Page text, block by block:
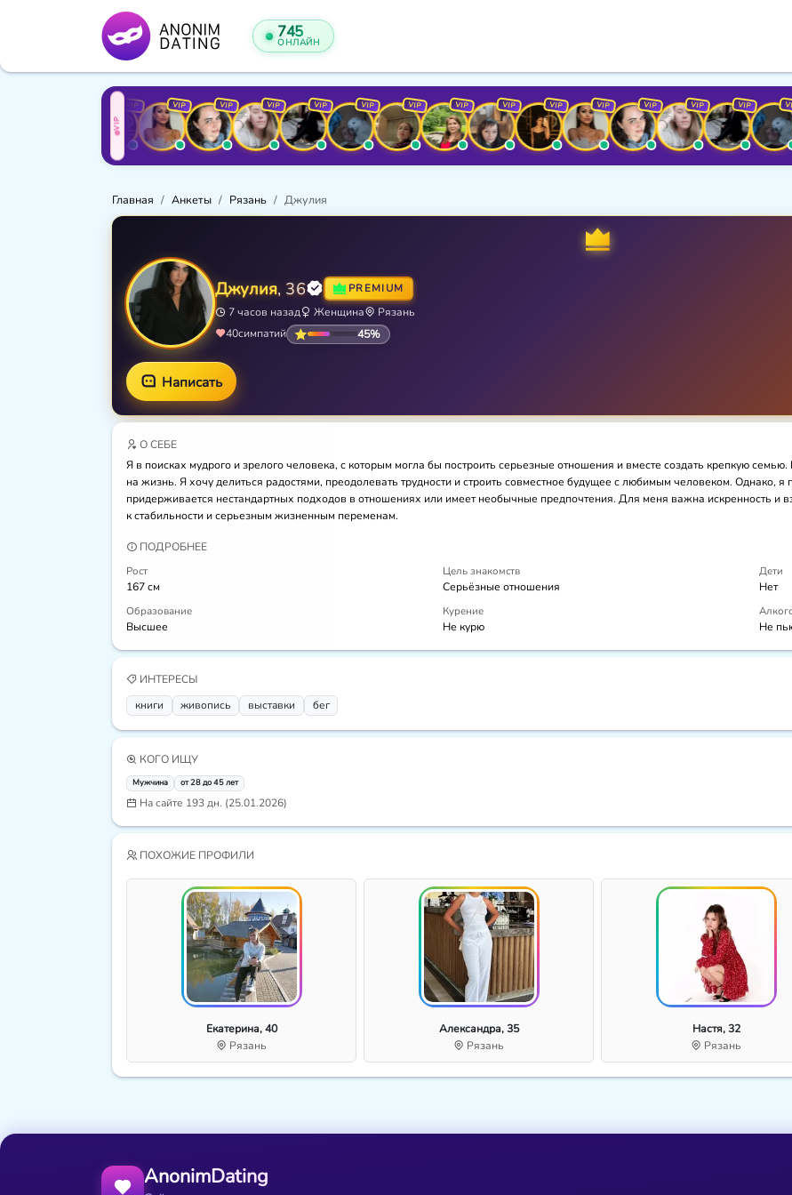
745
ОНЛАЙН
VIP
VIP VIP VIP VIP VIP VIP VIP VIP VIP VIP VIP VIP VIP VIP
Главная Анкеты Рязань Джулия
Джулия, 36
PREMIUM
7 часов назад
Женщина
Рязань
40симпатий 45%
Написать
О СЕБЕ
Я в поисках мудрого и зрелого человека, с которым могла бы построить серьезные отношения и вместе создать крепкую
на жизнь. Я хочу делиться радостями, преодолевать трудности и строить совместное будущее с любимым человеком. Однако,
придерживается нестандартных подходов в отношениях или имеет необычные предпочтения. Для меня важна искренность и
к стабильности и серьезным жизненным переменам.
ПОДРОБНЕЕ
Рост
167 см
Цель знакомств
Серьёзные отношения
Дети
Нет
Образование
Высшее
Курение
Не курю
Не
ИНТЕРЕСЫ
книги
живопись выставки бег
КОГО ИЩУ
Мужчина от 28 до 45 лет
На сайте 193 дн. (25.01.2026)
ПОХОЖИЕ ПРОФИЛИ
Екатерина, 40
Рязань
Александра, 35
Рязань
Настя, 32
Рязань
AnonimDating